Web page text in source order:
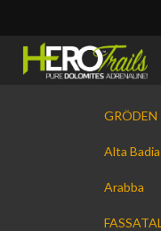
GRÖDEN
Alta Badia
Arabba
FASSATAL